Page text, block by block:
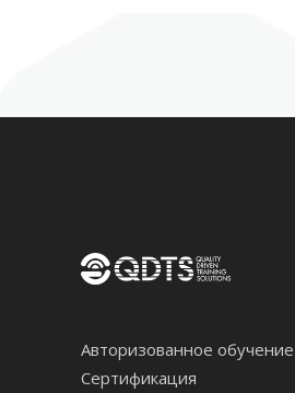
Авторизованное обучение
Сертификация